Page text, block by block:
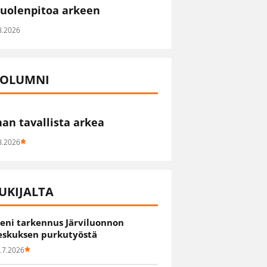
arkeen
tavallista arkea
tarkennus Järviluonnon
purkutyöstä